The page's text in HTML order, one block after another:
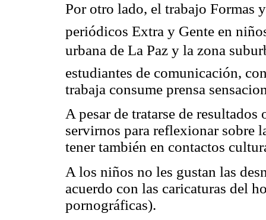
Por otro lado, el trabajo Formas
periódicos Extra y Gente en
urbana de La Paz y la zona
estudiantes de comunicación,
trabaja consume prensa
A pesar de tratarse de
servirnos para reflexionar sobre
tener también en contactos
A los niños no les gustan las
acuerdo con las caricaturas del
pornográficas).